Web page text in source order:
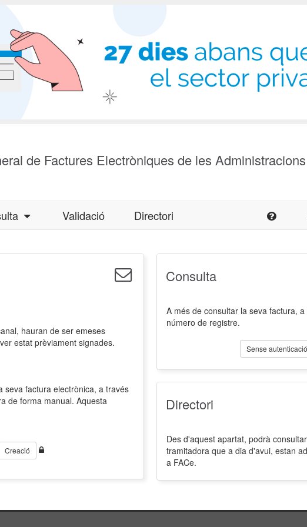
de Factures Electròniques de les
Validació Directori
hauran de ser emeses
estat prèviament signades.
seva factura electrònica, a través
de forma manual. Aquesta
Creació
Consulta
A més de consultar la seva factura,
número de registre.
Sense autenticació
Directori
Des d'aquest apartat, podrà
tramitadora que a dia d'avui, estan
a FACe.